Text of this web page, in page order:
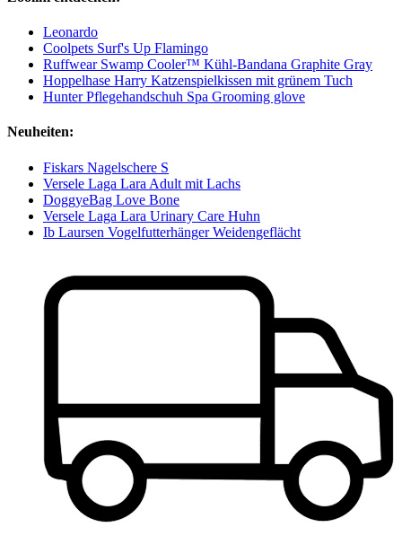
Leonardo
Coolpets Surf's Up Flamingo
Ruffwear Swamp Cooler™ Kühl-Bandana Graphite Gray
Hoppelhase Harry Katzenspielkissen mit grünem Tuch
Hunter Pflegehandschuh Spa Grooming glove
Neuheiten:
Fiskars Nagelschere S
Versele Laga Lara Adult mit Lachs
DoggyeBag Love Bone
Versele Laga Lara Urinary Care Huhn
Ib Laursen Vogelfutterhänger Weidengeflächt